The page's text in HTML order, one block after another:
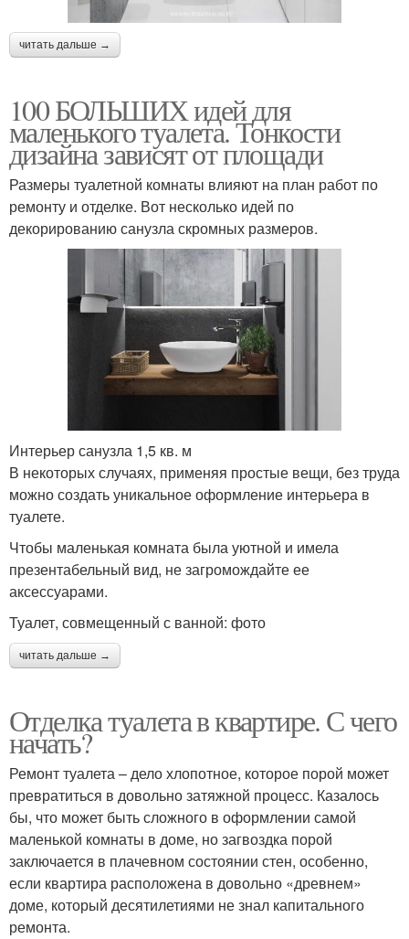
читать дальше →
100 БОЛЬШИХ идей для
маленького туалета. Тонкости
дизайна зависят от площади
Размеры туалетной комнаты влияют на план работ по
ремонту и отделке. Вот несколько идей по
декорированию санузла скромных размеров.
Интерьер санузла 1,5 кв. м
В некоторых случаях, применяя простые вещи, без труда
можно создать уникальное оформление интерьера в
туалете.
Чтобы маленькая комната была уютной и имела
презентабельный вид, не загромождайте ее
аксессуарами.
Туалет, совмещенный с ванной: фото
читать дальше →
Отделка туалета в квартире. С чего
начать?
Ремонт туалета – дело хлопотное, которое порой может
превратиться в довольно затяжной процесс. Казалось
бы, что может быть сложного в оформлении самой
маленькой комнаты в доме, но загвоздка порой
заключается в плачевном состоянии стен, особенно,
если квартира расположена в довольно «древнем»
доме, который десятилетиями не знал капитального
ремонта.